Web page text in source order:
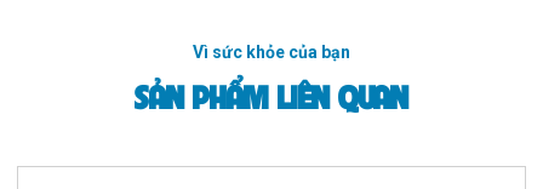
Vì sức khỏe của bạn
SẢN PHẨM LIÊN QUAN